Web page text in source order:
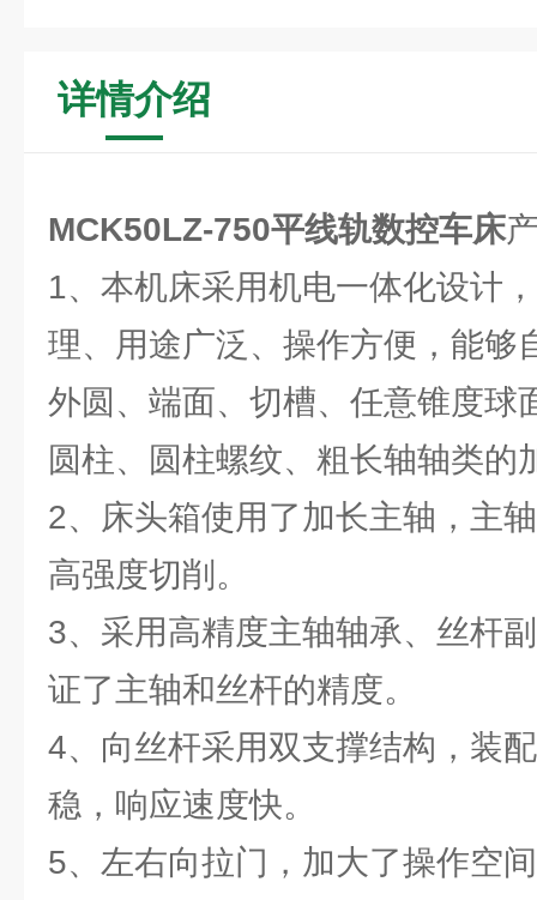
详情介绍
MCK50LZ-750平线轨数控车床
1、本机床采用机电一体化设计
理、用途广泛、操作方便，能够
外圆、端面、切槽、任意锥度球
圆柱、圆柱螺纹、粗长轴轴类的
2、床头箱使用了加长主轴，主
高强度切削。
3、采用高精度主轴轴承、丝杆
证了主轴和丝杆的精度。
4、向丝杆采用双支撑结构，装
稳，响应速度快。
5、左右向拉门，加大了操作空